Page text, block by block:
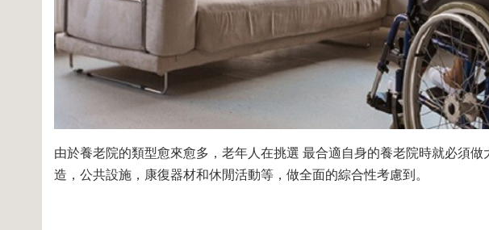
由於養老院的類型愈來愈多，老年人在挑選 最合適自身的養老院時就必須
造，公共設施，康復器材和休閒活動等，做全面的綜合性考慮到。